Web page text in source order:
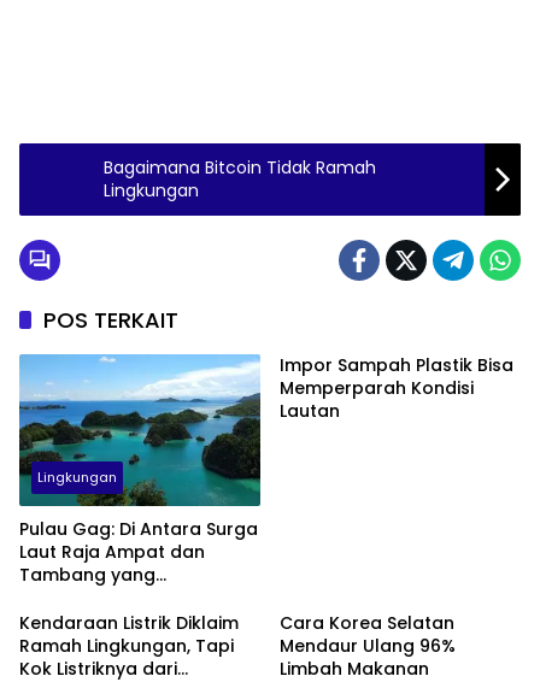
Bagaimana Bitcoin Tidak Ramah
Lingkungan
POS TERKAIT
Lingkungan
Pulau Gag: Di Antara Surga
Laut Raja Ampat dan
Tambang yang
Impor Sampah Plastik Bisa
Memperparah Kondisi
Lautan
Kendaraan Listrik Diklaim
Ramah Lingkungan, Tapi
Kok Listriknya dari
Cara Korea Selatan
Mendaur Ulang 96%
Limbah Makanan